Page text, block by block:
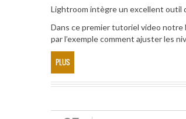
Lightroom intègre un excellent outil
Dans ce premier tutoriel video
par l’exemple comment ajuster les
PLUS